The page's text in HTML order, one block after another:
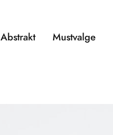
Abstrakt Mustvalge